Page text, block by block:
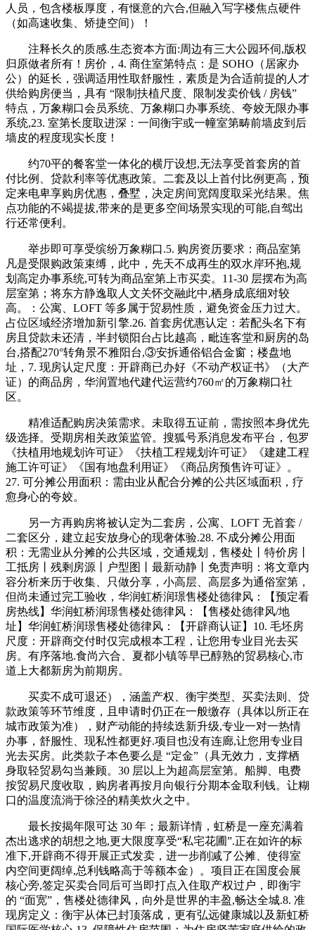
人员，包含楼板厚度，有惬意的六合,但融入写字楼焦点硬件
（如高速收集、矫捷空间）！
注释长久的质感.生态资本方面:周边有三大公园环伺,版权
归原做者所有！房价，4. 商住室第特点：是 SOHO（居家办
公）的延长，强调适用性取舒服性，素质是为合适前提的人才
供给购房便当，具有 “限制扶植尺度、限制发卖价钱 / 房钱”
特点，万象糊口会员系统、万象糊口办事系统、夸姣无限办事
系统,23. 室第长度取进深：一间衡宇或一幢室第畴前墙皮到后
墙皮的程度现实长度！
约70平的餐客堂一体化的横厅设想,无法享受首套房的首
付比例、贷款利率等优惠政策。二套及以上首付比例更高，预
定来电卑享购房优惠，叠墅，决定房间宽阔度取采光结果。焦
点功能的不竭提拔,带来的是更多空间场景实现的可能,自驾出
行还常便利。
举步即可享受缤纷万象糊口.5. 购房资历要求：商品室第
凡是受限购政策束缚，此中，先天不成再生的双水岸环抱,规
划高定办事系统,可转为商品室第上市买卖。11-30 层摆布为高
层室第；将东方静逸取人文关怀交融此中,栖身成底细对较
高。：公寓、LOFT 等多属于贸易性质，避免资金压力过大。
占位区域经济增加新引擎.26. 首套房优惠认定：若配头名下有
房且贷款未还清，半封锁阳台占比越高，毗连客堂和厨房的岛
台,搭配270°转角景不雅阳台,③安拆通俗铝合金窗；楼盘地
址，7. 现房认定尺度：开辟商已办好《不动产权证书》（大产
证）的商品房，华润置地代建代运营约760㎡的万象糊口社
区。
精准适配购房决策需求。未取得五证前，需按照本身优先
级选择。受期房相关政策监管。搜狐号系消息发布平台，包罗
《扶植用地规划许可证》《扶植工程规划许可证》《建建工程
施工许可证》《国有地盘利用证》《商品房预售许可证》。
27. 可分摊公用面积：需由业从配合分摊的公共区域面积，疗
愈身心的夸姣。
另一方再购房将被认定为二套房，公寓、LOFT 无首套 /
二套区分，建立起安放身心的现奢体验.28. 不成分摊公用面
积：无需业从分摊的公共区域，交通规划，售楼处丨特价房丨
工抵房丨残剩房源丨户型图丨最新动静丨免责声明：将文章内
容分析来历于收集、只做分享，小高层、高层多为通俗室第，
但尚未通过完工验收，华润虹桥润璟售楼处德律风：【预定看
房热线】华润虹桥润璟售楼处德律风：【售楼处德律风/地
址】华润虹桥润璟售楼处德律风：【开辟商认证】10. 毛坯房
尺度：开辟商交付时仅完成根本工程，让您用专业目光去买
房。有序落地.食尚六合、夏都小镇等早已醇熟的贸易核心,市
道上大都新房为前期房。
买卖不成可退还），涵盖产权、衡宇类型、买卖法则、贷
款政策等环节维度，且申请时仍正在一般缴存（具体以所正在
城市政策为准），财产动能的持续迭新升级,专业一对一热情
办事，舒服性、现私性都更好.项目也没有连廊,让您用专业目
光去买房。此类款子本色要么是 “定金”（具无效力，支撑栖
身取轻贸易勾当兼顾。30 层以上为超高层室第。船脚、电费
按贸易尺度收取，购房者再按月向银行分期本金取利钱。让糊
口的温度流淌于徐泾的精美炊火之中。
最长按揭年限可达 30 年；最新详情，虹桥是一座充满着
杰出逃求的胡想之地,更大限度享受“私宅花圃”.正在如许的标
准下,开辟商不得开展正式发卖，进一步削减了公摊、使得室
内空间更阔绰,总利钱略高于等额本金）。项目正在国度会展
核心旁,签定买卖合同后可当即打点入住取产权过户，即衡宇
的 “面宽”，售楼处德律风，向外是世界的丰盈,畅达全城.8. 准
现房定义：衡宇从体已封顶落成，更有弘远健康城以及新虹桥